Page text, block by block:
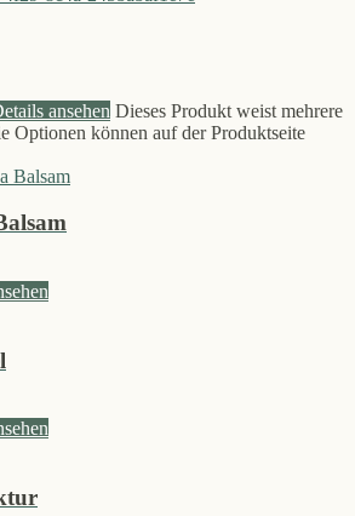
ansehen Dieses Produkt weist mehrere
Optionen können auf der Produktseite